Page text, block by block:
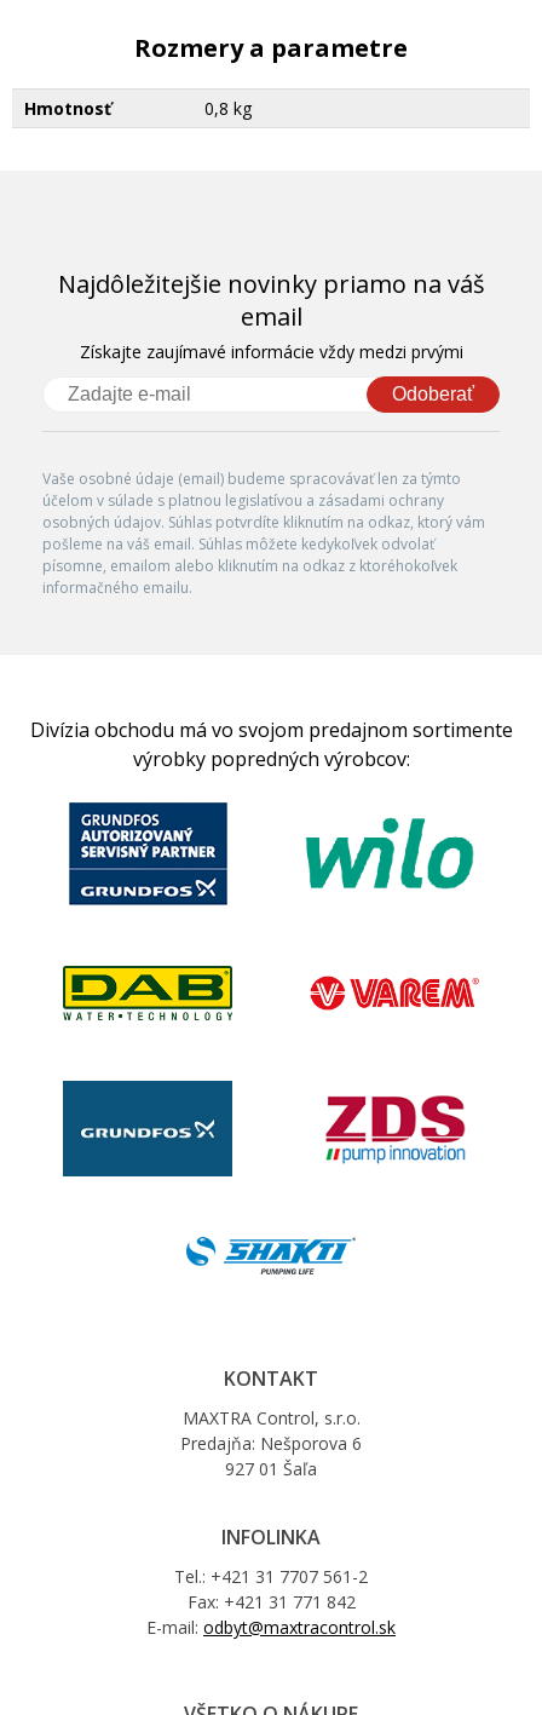
Rozmery a parametre
Hmotnosť 0,8 kg
Najdôležitejšie novinky priamo na váš
email
Získajte zaujímavé informácie vždy medzi prvými
Odoberať
Vaše osobné údaje (email) budeme spracovávať len za týmto
účelom v súlade s platnou legislatívou a zásadami ochrany
osobných údajov. Súhlas potvrdíte kliknutím na odkaz, ktorý vám
pošleme na váš email. Súhlas môžete kedykoľvek odvolať
písomne, emailom alebo kliknutím na odkaz z ktoréhokoľvek
informačného emailu.
Divízia obchodu má vo svojom predajnom sortimente
výrobky popredných výrobcov:
KONTAKT
MAXTRA Control, s.r.o.
Predajňa: Nešporova 6
927 01 Šaľa
INFOLINKA
Tel.: +421 31 7707 561-2
Fax: +421 31 771 842
E-mail: odbyt@maxtracontrol.sk